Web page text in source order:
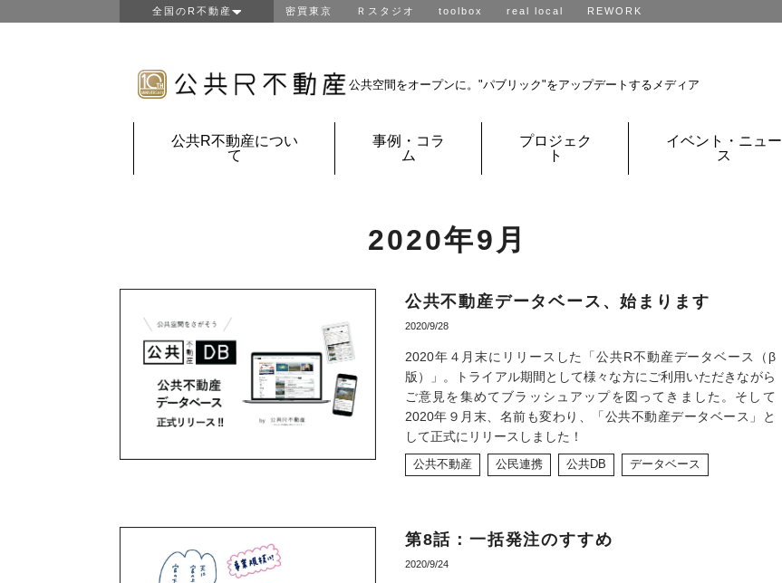
全国のR不動産
房総R不動産
鎌倉Ｒ不動産
京都Ｒ不動産
密買東京 Ｒスタジオ toolbox real local REWORK
不動産以外でも、いろいろやってます。
公共空間をオープンに。 "パブリック"をアップデートするメディア
公共R不動産につい
て
事例・コラ
ム
プロジェク
ト
イベント・ニュー
ス
2020年9月
公共不動産データベース、始まります
2020/9/28
2020年４月末にリリースした「公共R不動産データベース（β
版）」。トライアル期間として様々な方にご利用いただきながら
ご意見を集めてブラッシュアップを図ってきました。そして
2020年９月末、名前も変わり、「公共不動産データベース」と
して正式にリリースしました！
公共不動産 公民連携 公共DB データベース
第8話：一括発注のすすめ
2020/9/24